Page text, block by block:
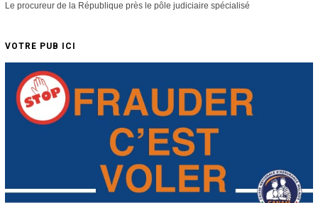
Le procureur de la République près le pôle judiciaire spécialisé
VOTRE PUB ICI